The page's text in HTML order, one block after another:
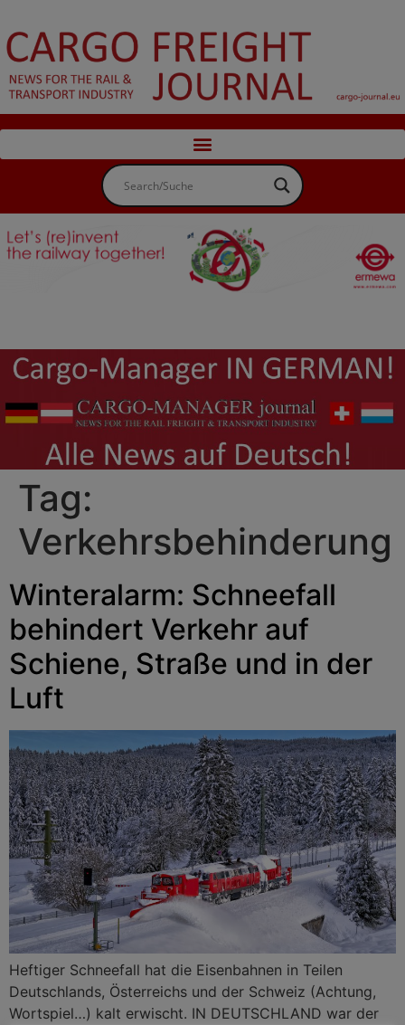
Tag:
Verkehrsbehinderung
Winteralarm: Schneefall
behindert Verkehr auf
Schiene, Straße und in der
Luft
Heftiger Schneefall hat die Eisenbahnen in Teilen
Deutschlands, Österreichs und der Schweiz (Achtung,
Wortspiel…) kalt erwischt. IN DEUTSCHLAND war der